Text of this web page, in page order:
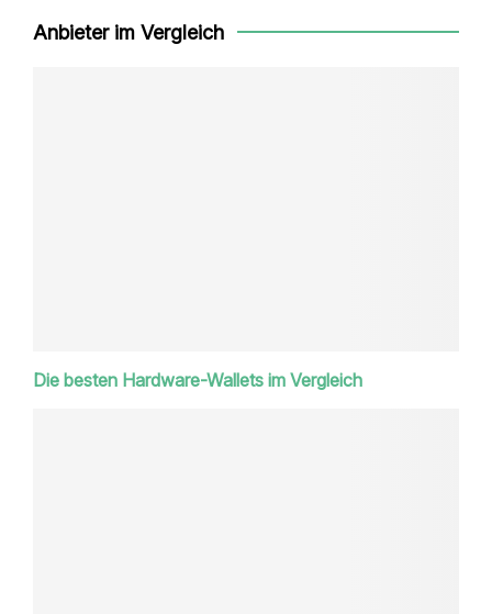
Anbieter im Vergleich
Die besten Hardware-Wallets im Vergleich